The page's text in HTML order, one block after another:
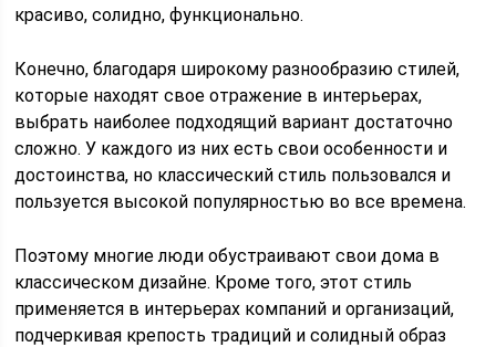
красиво, солидно, функционально.
Конечно, благодаря широкому разнообразию стилей,
которые находят свое отражение в интерьерах,
выбрать наиболее подходящий вариант достаточно
сложно. У каждого из них есть свои особенности и
достоинства, но классический стиль пользовался и
пользуется высокой популярностью во все времена.
Поэтому многие люди обустраивают свои дома в
классическом дизайне. Кроме того, этот стиль
применяется в интерьерах компаний и организаций,
подчеркивая крепость традиций и солидный образ